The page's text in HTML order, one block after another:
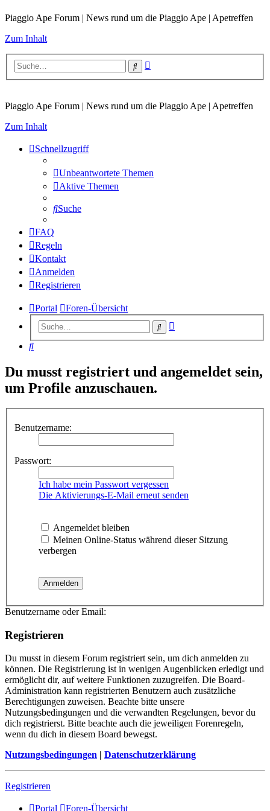
Piaggio Ape Forum | News rund um die Piaggio Ape | Apetreffen
Zum Inhalt
Suche
Piaggio Ape Forum | News rund um die Piaggio Ape | Apetreffen
Zum Inhalt
Schnellzugriff
Unbeantwortete Themen
Aktive Themen
Suche
FAQ
Regeln
Kontakt
Anmelden
Registrieren
Portal Foren-Übersicht
Suche
Suche
Du musst registriert und angemeldet sein,
um Profile anzuschauen.
Benutzername:
Passwort:
Ich habe mein Passwort vergessen
Die Aktivierungs-E-Mail erneut senden
Angemeldet bleiben
Meinen Online-Status während dieser Sitzung
verbergen
Benutzername oder Email:
Registrieren
Du musst in diesem Forum registriert sein, um dich anmelden zu
können. Die Registrierung ist in wenigen Augenblicken erledigt und
ermöglicht dir, auf weitere Funktionen zuzugreifen. Die Board-
Administration kann registrierten Benutzern auch zusätzliche
Berechtigungen zuweisen. Beachte bitte unsere
Nutzungsbedingungen und die verwandten Regelungen, bevor du
dich registrierst. Bitte beachte auch die jeweiligen Forenregeln,
wenn du dich in diesem Board bewegst.
Nutzungsbedingungen
Datenschutzerklärung
Registrieren
Portal Foren-Übersicht